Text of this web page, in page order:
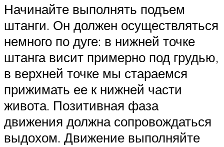
Начинайте выполнять подъем
штанги. Он должен осуществляться
немного по дуге: в нижней точке
штанга висит примерно под грудью,
в верхней точке мы стараемся
прижимать ее к нижней части
живота. Позитивная фаза
движения должна сопровождаться
выдохом. Движение выполняйте